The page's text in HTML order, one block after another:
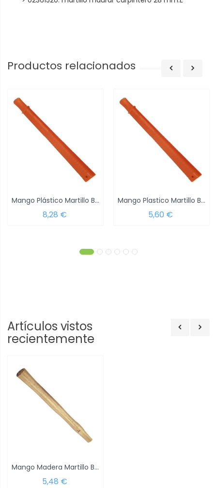
Productos relacionados
Mango Plástico Martillo Bola Pk2/a
8,28 €
Mango Plastico Martillo Bola Pk2/b
5,60 €
Artículos vistos
recientemente
Mango Madera Martillo Bola 8009-8011/f...
5,48 €